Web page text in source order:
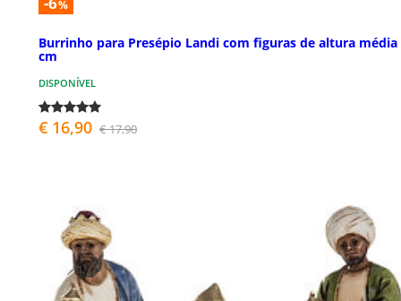
%
Burrinho para Presépio Landi com figuras de altura média
cm
DISPONÍVEL
€ 16,90 € 17,90